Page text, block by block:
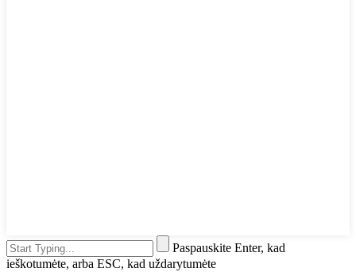
Paspauskite Enter, kad
ieškotumėte, arba ESC, kad uždarytumėte